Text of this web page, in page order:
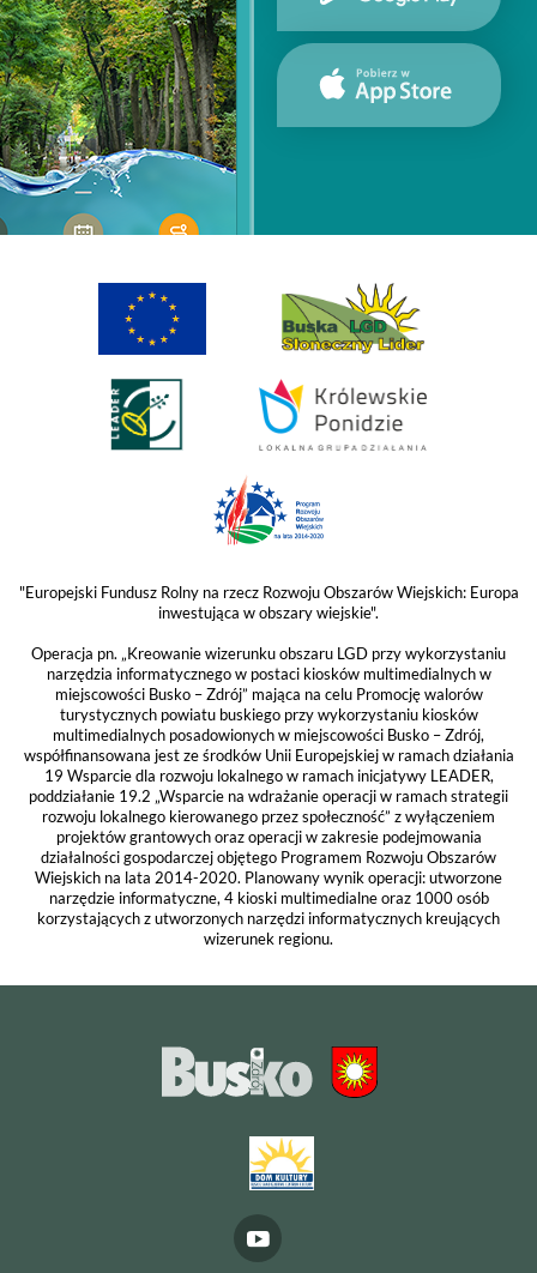
"Europejski Fundusz Rolny na rzecz Rozwoju Obszarów Wiejskich: Europa
inwestująca w obszary wiejskie".
Operacja pn. „Kreowanie wizerunku obszaru LGD przy wykorzystaniu
narzędzia informatycznego w postaci kiosków multimedialnych w
miejscowości Busko – Zdrój” mająca na celu Promocję walorów
turystycznych powiatu buskiego przy wykorzystaniu kiosków
multimedialnych posadowionych w miejscowości Busko – Zdrój,
współfinansowana jest ze środków Unii Europejskiej w ramach działania
19 Wsparcie dla rozwoju lokalnego w ramach inicjatywy LEADER,
poddziałanie 19.2 „Wsparcie na wdrażanie operacji w ramach strategii
rozwoju lokalnego kierowanego przez społeczność” z wyłączeniem
projektów grantowych oraz operacji w zakresie podejmowania
działalności gospodarczej objętego Programem Rozwoju Obszarów
Wiejskich na lata 2014-2020. Planowany wynik operacji: utworzone
narzędzie informatyczne, 4 kioski multimedialne oraz 1000 osób
korzystających z utworzonych narzędzi informatycznych kreujących
wizerunek regionu.